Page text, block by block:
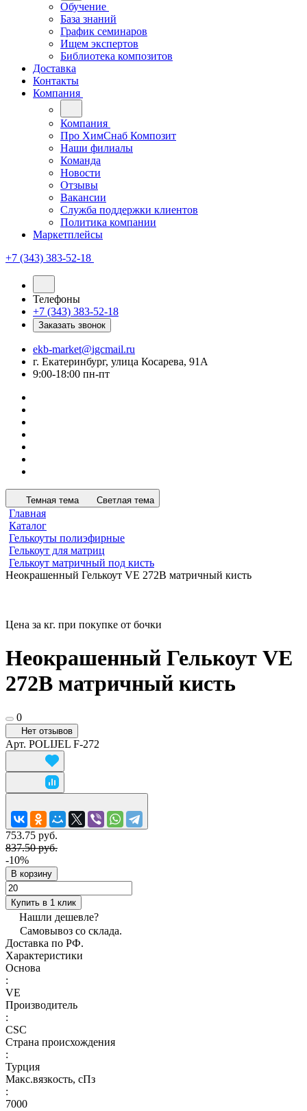
Обучение
База знаний
График семинаров
Ищем экспертов
Библиотека композитов
Доставка
Контакты
Компания
Компания
Про ХимСнаб Композит
Наши филиалы
Команда
Новости
Отзывы
Вакансии
Служба поддержки клиентов
Политика компании
Маркетплейсы
+7 (343) 383-52-18
Телефоны
+7 (343) 383-52-18
Заказать звонок
ekb-market@igcmail.ru
г. Екатеринбург, улица Косарева, 91А
9:00-18:00 пн-пт
Темная тема Светлая тема
Главная
Каталог
Гелькоуты полиэфирные
Гелькоут для матриц
Гелькоут матричный под кисть
Неокрашенный Гелькоут VE 272B матричный кисть
Цена за кг. при покупке от бочки
Неокрашенный Гелькоут VE
272B матричный кисть
0
Нет отзывов
Арт. POLIJEL F-272
753.75 руб.
837.50 руб.
-10%
В корзину
Купить в 1 клик
Нашли дешевле?
Самовывоз со склада.
Доставка по РФ.
Характеристики
Основа
:
VE
Производитель
:
CSC
Страна происхождения
:
Турция
Макс.вязкoсть, сПз
:
7000